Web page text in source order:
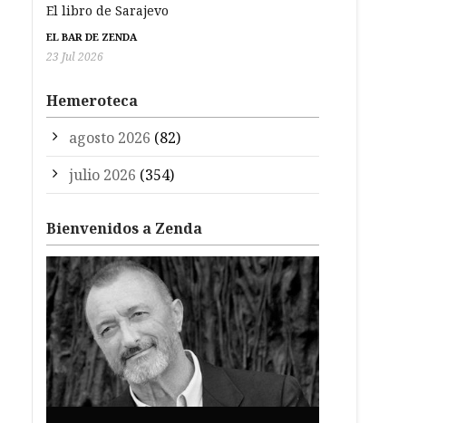
El libro de Sarajevo
EL BAR DE ZENDA
23 Jul 2026
Hemeroteca
agosto 2026 (82)
julio 2026 (354)
Bienvenidos a Zenda